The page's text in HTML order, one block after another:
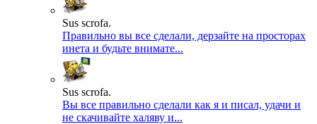
Sus scrofa.
Правильно вы все сделали, дерзайте на просторах
инета и будьте внимате...
Sus scrofa.
Вы все правильно сделали как я и писал, удачи и
не скачивайте халяву и...